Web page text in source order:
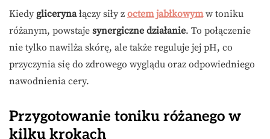
Kiedy glicerynałączy siły z octem jabłkowymw toniku
różanym, powstaje synergiczne działanie. To połączenie
nie tylko nawilża skórę, ale także reguluje jej pH, co
przyczynia się do zdrowego wyglądu oraz odpowiedniego
nawodnienia cery.
Przygotowanie toniku różanego w
kilku krokach